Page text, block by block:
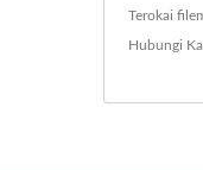
Terokai
Hubungi